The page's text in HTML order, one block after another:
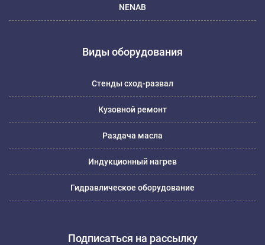
NENAB
Виды оборудования
Стенды сход-развал
Кузовной ремонт
Раздача масла
Индукционный нагрев
Гидравлическое оборудование
Подписаться на рассылку